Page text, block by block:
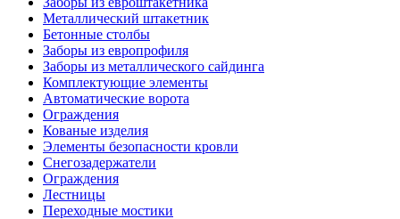
Металлический штакетник
Бетонные столбы
Заборы из европрофиля
Заборы из металлического сайдинга
Комплектующие элементы
Автоматические ворота
Ограждения
Кованые изделия
Элементы безопасности кровли
Снегозадержатели
Ограждения
Лестницы
Переходные мостики